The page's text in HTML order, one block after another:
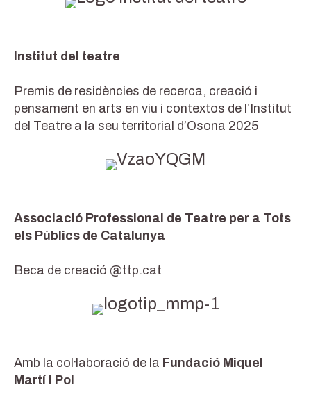
Institut del teatre
Premis de residències de recerca, creació i
pensament en arts en viu i contextos de l’Institut
del Teatre a la seu territorial d’Osona 2025
Associació Professional de Teatre per a Tots
els Públics de Catalunya
Beca de creació @ttp.cat
Amb la col·laboració de la Fundació Miquel
Martí i Pol